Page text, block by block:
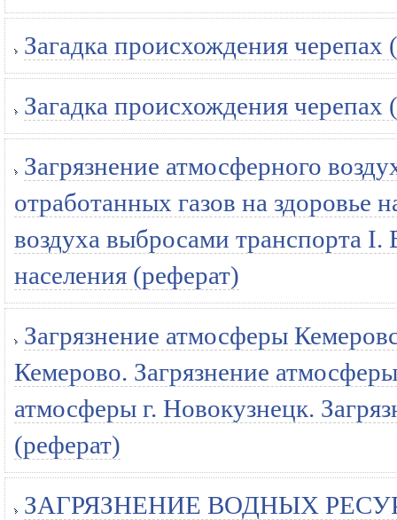
Загадка происхождения черепах
Загадка происхождения черепах
Загрязнение атмосферного
отработанных газов на здоровье
воздуха выбросами транспорта I.
населения (реферат)
Загрязнение атмосферы
Кемерово. Загрязнение
атмосферы г. Новокузнецк.
(реферат)
ЗАГРЯЗНЕНИЕ ВОДНЫХ